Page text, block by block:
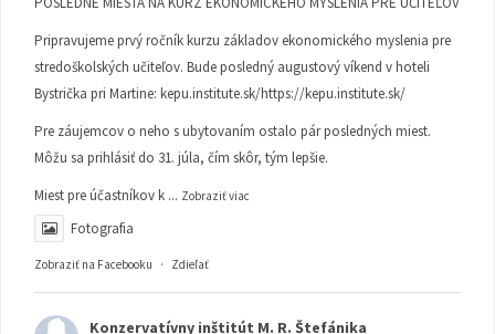
Pripravujeme prvý ročník kurzu základov ekonomického myslenia pre
stredoškolských učiteľov. Bude posledný augustový víkend v hoteli
Bystrička pri Martine: kepu.institute.sk/https://kepu.institute.sk/
Pre záujemcov o neho s ubytovaním ostalo pár posledných miest.
Môžu sa prihlásiť do 31. júla, čím skôr, tým lepšie.
Miest pre účastníkov k ... Zobraziť viac
Fotografia
Zobraziť na Facebooku · Zdieľať
Konzervatívny inštitút M. R. Štefánika